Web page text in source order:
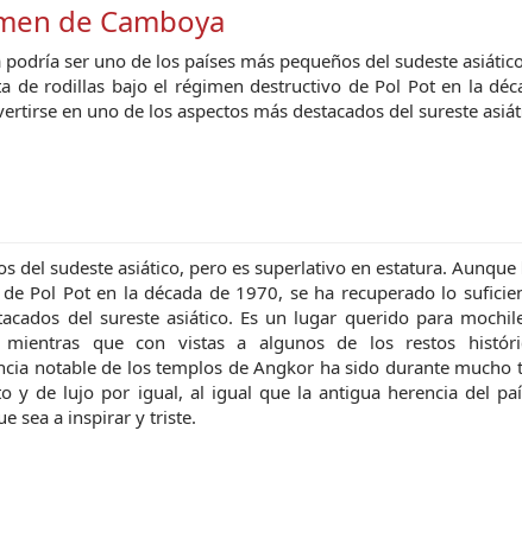
de Camboya
podría ser uno de los países más pequeños del sudeste
de rodillas bajo el régimen destructivo de Pol Pot en la
en uno de los aspectos más destacados del sureste
del sudeste asiático, pero es superlativo en estatura. Aunque
Pol Pot en la década de 1970, se ha recuperado lo
del sureste asiático. Es un lugar querido para
que con vistas a algunos de los restos
notable de los templos de Angkor ha sido durante mucho
y de lujo por igual, al igual que la antigua herencia del
sea a inspirar y triste.